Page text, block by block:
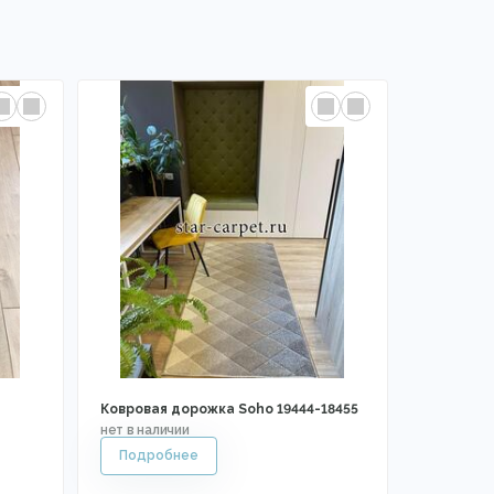
Ковровая дорожка Soho 19444-18455